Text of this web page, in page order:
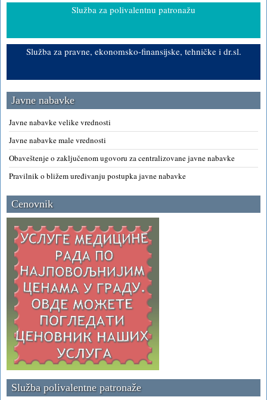
Služba za polivalentnu patronažu
Služba za pravne, ekonomsko-finansijske, tehničke i dr.sl.
Javne nabavke
Javne nabavke velike vrednosti
Javne nabavke male vrednosti
Obaveštenje o zaključenom ugovoru za centralizovane javne nabavke
Pravilnik o bližem uređivanju postupka javne nabavke
Cenovnik
Služba polivalentne patronaže